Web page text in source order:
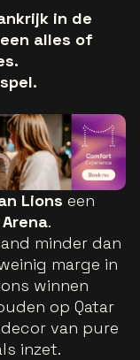
in de
alles of
Lions een
.
minder dan
marge in
winnen
op Qatar
van pure
inzet.